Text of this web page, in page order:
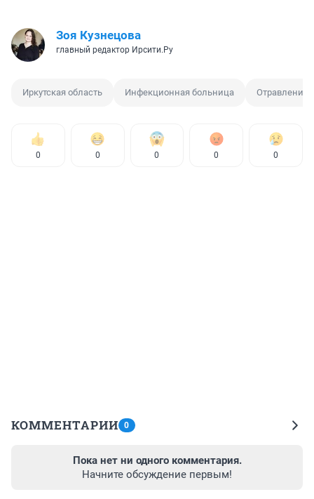
Зоя Кузнецова
главный редактор Ирсити.Ру
Иркутская область Инфекционная больница Отравление
0 0 0 0 0
КОММЕНТАРИИ 0
Пока нет ни одного комментария.
Начните обсуждение первым!